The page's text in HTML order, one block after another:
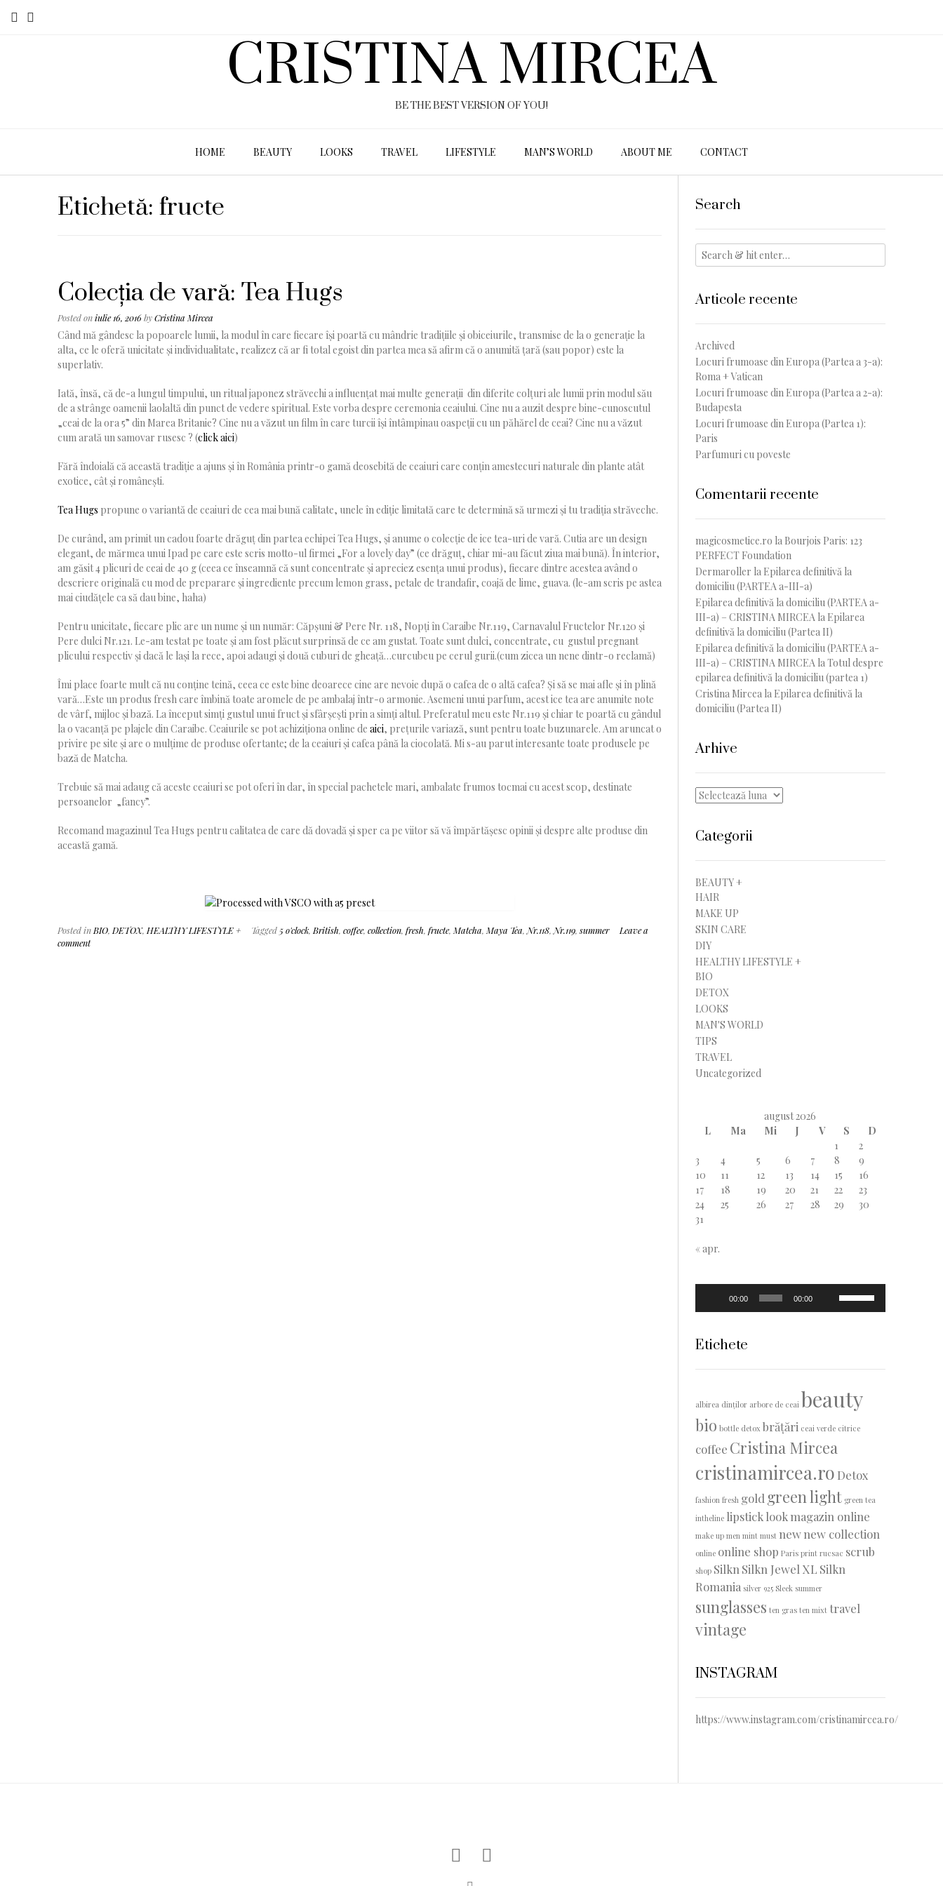
CRISTINA MIRCEA
BE THE BEST VERSION OF YOU!
HOME BEAUTY LOOKS TRAVEL LIFESTYLE MAN’S WORLD ABOUT ME CONTACT
Etichetă: fructe
Colecția de vară: Tea Hugs
Posted oniulie 16, 2016byCristina Mircea
Când mă gândesc la popoarele lumii, la modul în care fiecare își poartă cu mândrie tradițiile și obiceiurile, transmise de la o generație la
alta, ce le oferă unicitate și individualitate, realizez că ar fi total egoist din partea mea să afirm că o anumită țară (sau popor) este la
superlativ.
Iată, însă, că de-a lungul timpului, un ritual japonez străvechi a influențat mai multe generații din diferite colțuri ale lumii prin modul său
de a strânge oamenii laolaltă din punct de vedere spiritual. Este vorba despre ceremonia ceaiului. Cine nu a auzit despre bine-cunoscutul
„ceai de la ora 5” din Marea Britanie? Cine nu a văzut un film în care turcii își întâmpinau oaspeții cu un păhărel de ceai? Cine nu a văzut
cum arată un samovar rusesc ? (click aici)
Fără îndoială că această tradiție a ajuns și în România printr-o gamă deosebită de ceaiuri care conțin amestecuri naturale din plante atât
exotice, cât și românești.
Tea Hugs propune o variantă de ceaiuri de cea mai bună calitate, unele în ediție limitată care te determină să urmezi și tu tradiția străveche.
De curând, am primit un cadou foarte drăguț din partea echipei Tea Hugs, și anume o colecție de ice tea-uri de vară. Cutia are un design
elegant, de mărmea unui Ipad pe care este scris motto-ul firmei „For a lovely day” (ce drăguț, chiar mi-au făcut ziua mai bună). În interior,
am găsit 4 plicuri de ceai de 40 g (ceea ce înseamnă că sunt concentrate și apreciez esența unui produs), fiecare dintre acestea având o
descriere originală cu mod de preparare și ingrediente precum lemon grass, petale de trandafir, coajă de lime, guava. (le-am scris pe astea
mai ciudățele ca să dau bine, haha)
Pentru unicitate, fiecare plic are un nume și un număr: Căpșuni & Pere Nr. 118, Nopți în Caraibe Nr.119, Carnavalul Fructelor Nr.120 și
Pere dulci Nr.121. Le-am testat pe toate și am fost plăcut surprinsă de ce am gustat. Toate sunt dulci, concentrate, cu gustul pregnant
plicului respectiv și dacă le lași la rece, apoi adaugi și două cuburi de gheață…curcubeu pe cerul gurii.(cum zicea un nene dintr-o reclamă)
Îmi place foarte mult că nu conține teină, ceea ce este bine deoarece cine are nevoie după o cafea de o altă cafea? Și să se mai afle și în plină
vară…Este un produs fresh care îmbină toate aromele de pe ambalaj într-o armonie. Asemeni unui parfum, acest ice tea are anumite note
de vârf, mijloc și bază. La început simți gustul unui fruct și sfârșești prin a simți altul. Preferatul meu este Nr.119 și chiar te poartă cu gândul
la o vacanță pe plajele din Caraibe. Ceaiurile se pot achiziționa online de aici, prețurile variază, sunt pentru toate buzunarele. Am aruncat o
privire pe site și are o mulțime de produse ofertante; de la ceaiuri și cafea până la ciocolată. Mi s-au parut interesante toate produsele pe
bază de Matcha.
Trebuie să mai adaug că aceste ceaiuri se pot oferi în dar, în special pachetele mari, ambalate frumos tocmai cu acest scop, destinate
persoanelor „fancy”.
Recomand magazinul Tea Hugs pentru calitatea de care dă dovadă și sper ca pe viitor să vă împărtășesc opinii și despre alte produse din
această gamă.
Posted in BIO, DETOX, HEALTHY LIFESTYLE + Tagged5 o'clock, British, coffee, collection, fresh, fructe, Matcha, Maya Tea, Nr.118, Nr.119,summer
Leave a
comment
Search
Articole recente
Archived
Locuri frumoase din Europa (Partea a 3-a):
Roma + Vatican
Locuri frumoase din Europa (Partea a 2-a):
Budapesta
Locuri frumoase din Europa (Partea 1):
Paris
Parfumuri cu poveste
Comentarii recente
magicosmetice.ro la Bourjois Paris: 123
PERFECT Foundation
Dermaroller la Epilarea definitivă la
domiciliu (PARTEA a-III-a)
Epilarea definitivă la domiciliu (PARTEA a-
III-a) – CRISTINA MIRCEAla Epilarea
definitivă la domiciliu (Partea II)
Epilarea definitivă la domiciliu (PARTEA a-
III-a) – CRISTINA MIRCEAlaTotul despre
epilarea definitivă la domiciliu (partea 1)
Cristina Mirceala Epilarea definitivă la
domiciliu (Partea II)
Arhive
Arhive
Categorii
BEAUTY +
HAIR
MAKE UP
SKIN CARE
DIY
HEALTHY LIFESTYLE +
BIO
DETOX
LOOKS
MAN'S WORLD
TIPS
TRAVEL
Uncategorized
august 2026
L
Ma Mi J V S
D
1
2
3
4 5 6 7 8
9
10
11 12 13 14 15
16
17
18 19 20 21 22
23
24
25 26 27 28 29
30
31
« apr.
00:00 00:00
sau
micșora
volumul.
Etichete
albirea dinților arbore de ceai beauty
bio bottle detox brățări ceai verde citrice
coffee Cristina Mircea
cristinamircea.ro Detox
fashion fresh gold green light green tea
intheline lipstick look magazin online
make up men mint must new new collection
online online shop Paris print rucsac scrub
shop Silkn Silkn Jewel XL Silkn
Romania silver 925 Sleek summer
sunglasses ten gras ten mixt travel
vintage
INSTAGRAM
https://www.instagram.com/cristinamircea.ro/